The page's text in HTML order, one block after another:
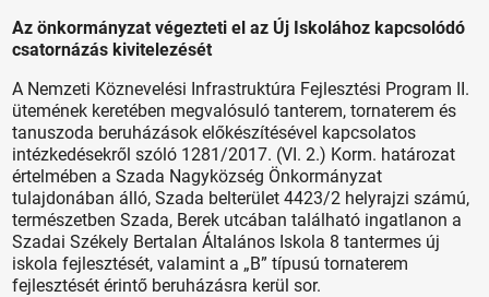
Az önkormányzat végezteti el az Új Iskolához kapcsolódó
csatornázás kivitelezését
A Nemzeti Köznevelési Infrastruktúra Fejlesztési Program II.
ütemének keretében megvalósuló tanterem, tornaterem és
tanuszoda beruházások előkészítésével kapcsolatos
intézkedésekről szóló 1281/2017. (VI. 2.) Korm. határozat
értelmében a Szada Nagyközség Önkormányzat
tulajdonában álló, Szada belterület 4423/2 helyrajzi számú,
természetben Szada, Berek utcában található ingatlanon a
Szadai Székely Bertalan Általános Iskola 8 tantermes új
iskola fejlesztését, valamint a „B” típusú tornaterem
fejlesztését érintő beruházásra kerül sor.